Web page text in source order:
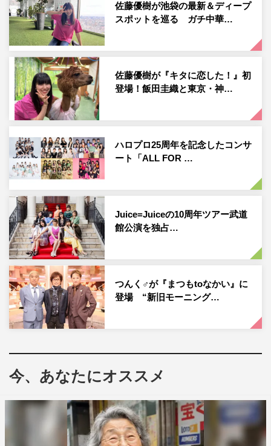
で2人が大はしゃぎ。
飯田は特別に水槽内へ。お客さんの前でゴマフアザラシと
「恋愛レボリューション21」をコラボレーション。工藤は
コツメカワウソとのキャッチボールパフォーマンスに挑
戦。手先が器用というコツメカワウソだが、工藤が投げた
ボールは…。クライマックスは、人気のイルカショーへ。
飯田がイルカに指示を出す。
紺野あさ美の北海道通信は、これから楽しめる札幌市内の
穴場的お薦め紅葉スポットを紹介する。
佐藤優樹が池袋の最新＆ディープ
スポットを巡る ガチ中華…
佐藤優樹が『キタに恋した！』初
登場！飯田圭織と東京・神…
ハロプロ25周年を記念したコンサ
ート「ALL FOR …
Juice=Juiceの10周年ツアー武道
館公演を独占…
つんく♂が『まつもtoなかい』に
登場 “新旧モーニング…
今、あなたにオススメ